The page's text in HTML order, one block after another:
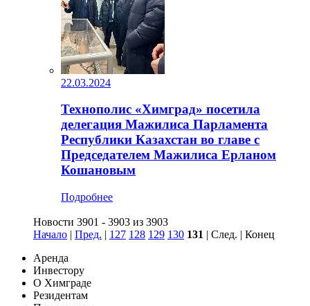
22.03.2024
Технополис «Химград» посетила
делегация Мажилиса Парламента
Республики Казахстан во главе с
Председателем Мажилиса Ерланом
Кошановым
Подробнее
Новости 3901 - 3903 из 3903
Начало | Пред. | 127 128 129 130 131 | След. | Конец
Аренда
Инвестору
О Химграде
Резидентам